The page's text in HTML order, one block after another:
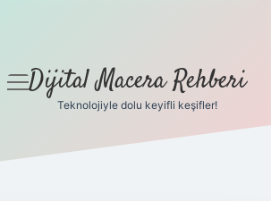
menüyü
Dijital Macera Rehberi
Teknolojiyle dolu keyifli keşifler!